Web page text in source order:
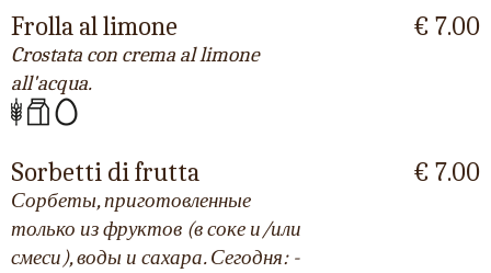
Frolla al limone
Crostata con crema al limone
all'acqua.
€ 7.00
Sorbetti di frutta
Сорбеты, приготовленные
только из фруктов (в соке и/или
смеси), воды и сахара. Сегодня: -
€ 7.00